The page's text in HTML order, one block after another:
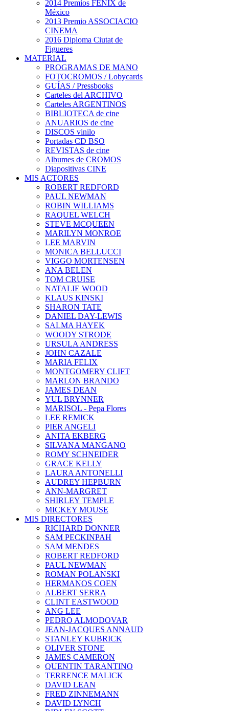
2014 Premios FENIX de
México
2013 Premio ASSOCIACIO
CINEMA
2016 Diploma Ciutat de
Figueres
MATERIAL
PROGRAMAS DE MANO
FOTOCROMOS / Lobycards
GUÍAS / Pressbooks
Carteles del ARCHIVO
Carteles ARGENTINOS
BIBLIOTECA de cine
ANUARIOS de cine
DISCOS vinilo
Portadas CD BSO
REVISTAS de cine
Albumes de CROMOS
Diapositivas CINE
MIS ACTORES
ROBERT REDFORD
PAUL NEWMAN
ROBIN WILLIAMS
RAQUEL WELCH
STEVE MCQUEEN
MARILYN MONROE
LEE MARVIN
MONICA BELLUCCI
VIGGO MORTENSEN
ANA BELEN
TOM CRUISE
NATALIE WOOD
KLAUS KINSKI
SHARON TATE
DANIEL DAY-LEWIS
SALMA HAYEK
WOODY STRODE
URSULA ANDRESS
JOHN CAZALE
MARIA FELIX
MONTGOMERY CLIFT
MARLON BRANDO
JAMES DEAN
YUL BRYNNER
MARISOL - Pepa Flores
LEE REMICK
PIER ANGELI
ANITA EKBERG
SILVANA MANGANO
ROMY SCHNEIDER
GRACE KELLY
LAURA ANTONELLI
AUDREY HEPBURN
ANN-MARGRET
SHIRLEY TEMPLE
MICKEY MOUSE
MIS DIRECTORES
RICHARD DONNER
SAM PECKINPAH
SAM MENDES
ROBERT REDFORD
PAUL NEWMAN
ROMAN POLANSKI
HERMANOS COEN
ALBERT SERRA
CLINT EASTWOOD
ANG LEE
PEDRO ALMODOVAR
JEAN-JACQUES ANNAUD
STANLEY KUBRICK
OLIVER STONE
JAMES CAMERON
QUENTIN TARANTINO
TERRENCE MALICK
DAVID LEAN
FRED ZINNEMANN
DAVID LYNCH